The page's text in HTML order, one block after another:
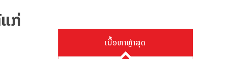
ກ່
ເນື້ອຫາຫຼ້າສຸດ